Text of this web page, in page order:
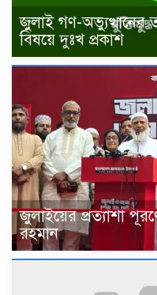
জুলাই গণ-অভ্যুত্থানের
বিষয়ে দুঃখ প্রকাশ
জুলাইয়ের প্রত্যাশা
রহমান